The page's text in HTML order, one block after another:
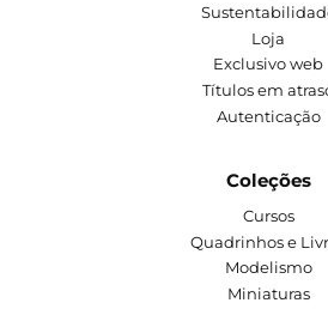
Loja
Exclusivo web
Títulos em
Autenticação
Coleções
Cursos
Quadrinhos e
Modelismo
Miniaturas